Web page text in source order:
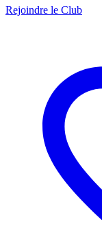
Rejoindre le Club